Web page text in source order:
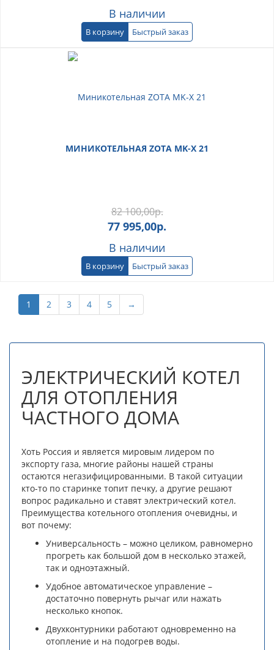
В наличии
В корзину Быстрый заказ
МИНИКОТЕЛЬНАЯ ZOTA MK-X 21
82 100,00р.
77 995,00р.
В наличии
В корзину Быстрый заказ
1 2 3 4 5 →
ЭЛЕКТРИЧЕСКИЙ КОТЕЛ
ДЛЯ ОТОПЛЕНИЯ
ЧАСТНОГО ДОМА
Хоть Россия и является мировым лидером по
экспорту газа, многие районы нашей страны
остаются негазифицированными. В такой ситуации
кто-то по старинке топит печку, а другие решают
вопрос радикально и ставят электрический котел.
Преимущества котельного отопления очевидны, и
вот почему:
Универсальность – можно целиком, равномерно
прогреть как большой дом в несколько этажей,
так и одноэтажный.
Удобное автоматическое управление –
достаточно повернуть рычаг или нажать
несколько кнопок.
Двухконтурники работают одновременно на
отопление и на подогрев воды.